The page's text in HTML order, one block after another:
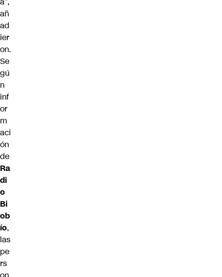
añ
ad
ier
on.
Se
gú
n
inf
or
m
aci
ón
de
Ra
di
o
Bi
ob
ío,
las
pe
rs